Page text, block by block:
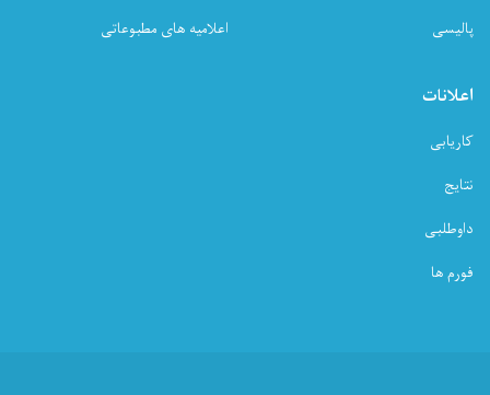
پالیسی
اعلامیه های مطبوعاتی
اعلانات
کاریابی
نتایج
داوطلبی
فورم ها